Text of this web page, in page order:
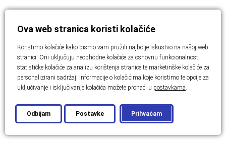
Ova web stranica koristi kolačiće
Koristimo kolačiće kako bismo vam pružili najbolje iskustvo na našoj web
stranici. Oni uključuju neophodne kolačiće za osnovnu funkcionalnost,
statističke kolačiće za analizu korištenja stranice te marketinške kolačiće za
personalizirani sadržaj. Informacije o kolačićima koje koristimo te opcije za
uključivanje i isključivanje kolačića možete pronaći u postavkama.
Prihvaćam
Odbijam Postavke